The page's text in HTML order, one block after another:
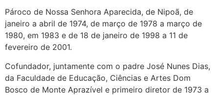
Pároco de Nossa Senhora Aparecida, de Nipoã, de
janeiro a abril de 1974, de março de 1978 a março de
1980, em 1983 e de 18 de janeiro de 1998 a 11 de
fevereiro de 2001.
Cofundador, juntamente com o padre José Nunes Dias,
da Faculdade de Educação, Ciências e Artes Dom
Bosco de Monte Aprazível e primeiro diretor de 1973 a